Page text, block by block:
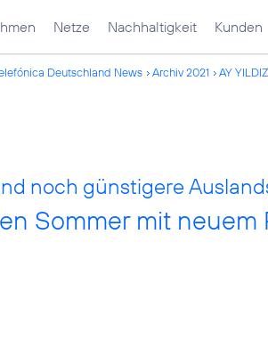
Netze Nachhaltigkeit Kunden
Deutschland News Archiv 2021 AY
noch günstigere
Sommer mit